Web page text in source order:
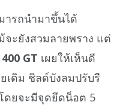
ารถนำมาขึ้นได้
จะยังสวมลายพราง แต่
GT เผยให้เห็นดี
เดิม ชิลด์บังลมปรับรี
ดยจะมีจุดยึดน็อต 5